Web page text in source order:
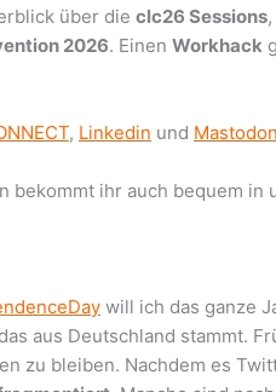
über die clc26 Sessions
2026. Einen Workhack
, Linkedin und Mastodon
bekommt ihr auch bequem in
will ich das ganze
aus Deutschland stammt.
zu bleiben. Nachdem es